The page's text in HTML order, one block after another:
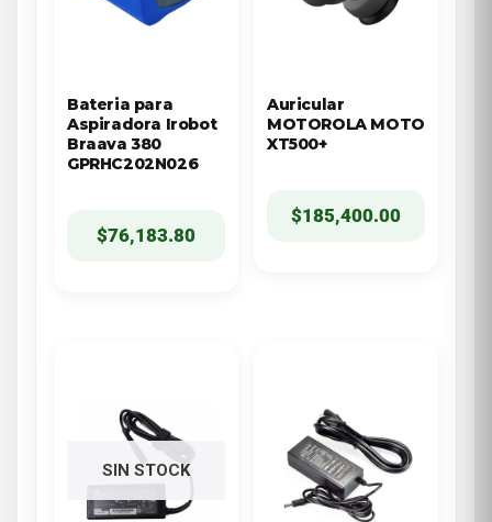
Bateria para
Aspiradora Irobot
Braava 380
GPRHC202N026
$76,183.80
Auricular
MOTOROLA MOTO
XT500+
$185,400.00
SIN STOCK